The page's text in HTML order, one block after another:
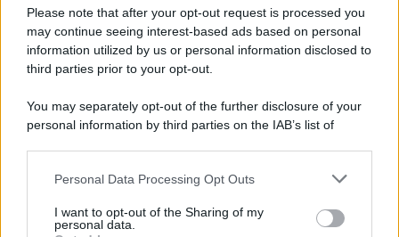
Please note that after your opt-out request is processed you
may continue seeing interest-based ads based on personal
information utilized by us or personal information disclosed to
third parties prior to your opt-out.
You may separately opt-out of the further disclosure of your
personal information by third parties on the IAB’s list of
This information may also be disclosed by us to third parties
disclose it to other third parties.
Personal Data Processing Opt Outs
I want to opt-out of the Sharing of my
personal data.
ISCRIZIONE AL ROC N. 35792 – ISCRITTA ALL’ANSO
(ASSOCIAZIONE NAZIONALE STAMPA ONLINE)
PREFERENZE PRIVACY